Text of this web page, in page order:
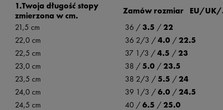
1.Twoja długość stopy
zmierzona w cm.
Zamów rozmiar EU/UK/
21,5 cm
36 /3.5 /22
22,0 cm
36 2/3 /4.0 /22.5
22,5 cm
37 1/3 /4.5 /23
23,0 cm
38 / 5.0 /23.5
23,5 cm
38 2/3 / 5.5 /24
24,0 cm
39 1/3 /6.0 /24.5
24,5 cm
40 /6.5 /25.0